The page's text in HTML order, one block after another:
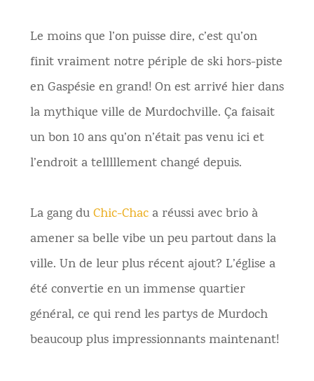
Le moins que l’on puisse dire, c’est qu’on
finit vraiment notre périple de ski hors-piste
en Gaspésie en grand! On est arrivé hier dans
la mythique ville de Murdochville. Ça faisait
un bon 10 ans qu’on n’était pas venu ici et
l’endroit a telllllement changé depuis.
La gang duChic-Chac a réussi avec brio à
amener sa belle vibe un peu partout dans la
ville. Un de leur plus récent ajout? L’église a
été convertie en un immense quartier
général, ce qui rend les partys de Murdoch
beaucoup plus impressionnants maintenant!